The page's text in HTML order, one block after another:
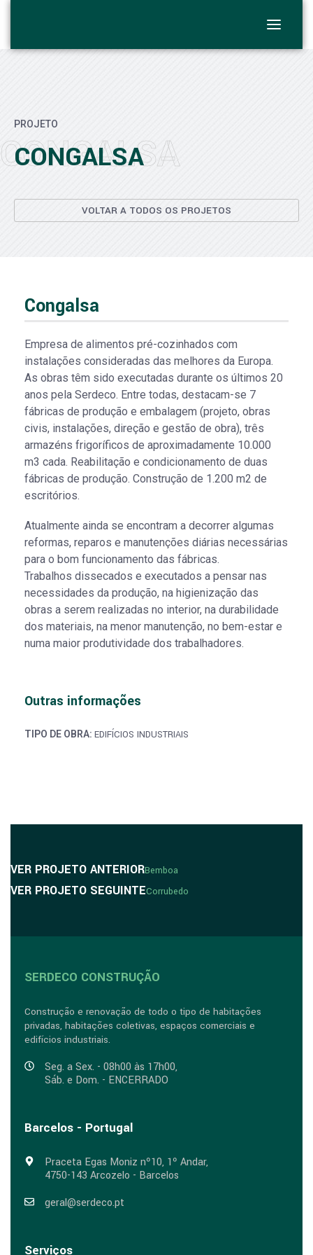
PROJETO
CONGALSA
CONGALSA
VOLTAR A TODOS OS PROJETOS
Congalsa
Empresa de alimentos pré-cozinhados com
instalações consideradas das melhores da Europa.
As obras têm sido executadas durante os últimos 20
anos pela Serdeco. Entre todas, destacam-se 7
fábricas de produção e embalagem (projeto, obras
civis, instalações, direção e gestão de obra), três
armazéns frigoríficos de aproximadamente 10.000
m3 cada. Reabilitação e condicionamento de duas
fábricas de produção. Construção de 1.200 m2 de
escritórios.
Atualmente ainda se encontram a decorrer algumas
reformas, reparos e manutenções diárias necessárias
para o bom funcionamento das fábricas.
Trabalhos dissecados e executados a pensar nas
necessidades da produção, na higienização das
obras a serem realizadas no interior, na durabilidade
dos materiais, na menor manutenção, no bem-estar e
numa maior produtividade dos trabalhadores.
Outras informações
TIPO DE OBRA: EDIFÍCIOS INDUSTRIAIS
VER PROJETO ANTERIORBemboa
VER PROJETO SEGUINTECorrubedo
SERDECO CONSTRUÇÃO
Construção e renovação de todo o tipo de habitações
privadas, habitações coletivas, espaços comerciais e
edifícios industriais.
Seg. a Sex. - 08h00 às 17h00,
Sáb. e Dom. - ENCERRADO
Serviços
Barcelos - Portugal
Praceta Egas Moniz nº10, 1º Andar,
4750-143 Arcozelo - Barcelos
geral@serdeco.pt